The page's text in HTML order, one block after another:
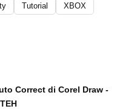
Tutorial
XBOX
Correct di Corel Draw -